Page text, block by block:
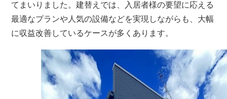
てまいりました。建替えでは、入居者様の要望に応える
最適なプランや人気の設備などを実現しながらも、大幅
に収益改善しているケースが多くあります。